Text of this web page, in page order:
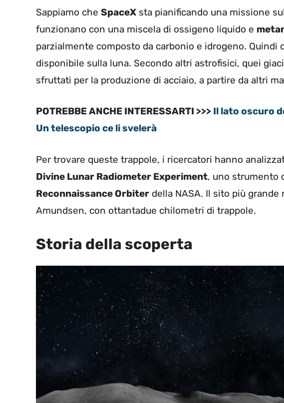
Sappiamo che SpaceX sta pianificando una missione
funzionano con una miscela di ossigeno liquido e
parzialmente composto da carbonio e idrogeno. Quindi
disponibile sulla luna. Secondo altri astrofisici, quei
sfruttati per la produzione di acciaio, a partire da altri
POTREBBE ANCHE INTERESSARTI >>> Il lato oscuro
Un telescopio ce li svelerà
Per trovare queste trappole, i ricercatori hanno
Divine Lunar Radiometer Experiment, uno strumento
Reconnaissance Orbiter della NASA. Il sito più
Amundsen, con ottantadue chilometri di trappole.
Storia della scoperta